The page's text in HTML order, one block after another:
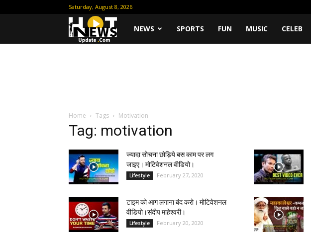
Saturday, August 8, 2026
HotNEWS SPORTS FUN MUSIC CELEB
Home Tags Motivation
Tag: motivation
ज्यादा सोचना छोड़िये बस काम पर लग
जाइए। मोटिवेशनल वीडियो।
Lifestyle February 27, 2020
टाइम को आग लगाना बंद करो। मोटिवेशनल
वीडियो।संदीप माहेश्वरी।
Lifestyle February 20, 2020